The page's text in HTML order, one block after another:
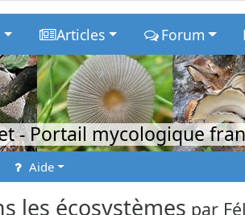
Articles Forum
- Portail mycologique
Aide
les écosystèmes par